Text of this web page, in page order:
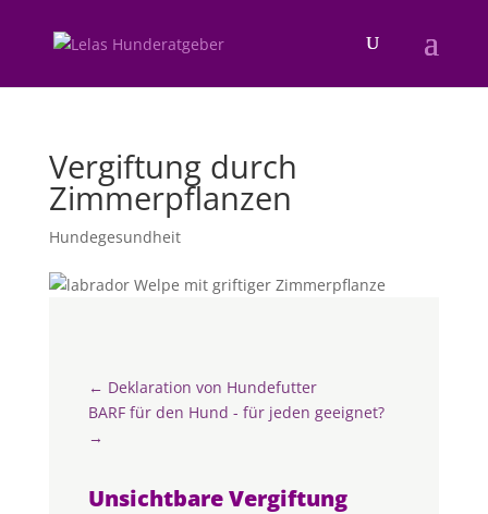
Vergiftung durch
Zimmerpflanzen
Hundegesundheit
← Deklaration von Hundefutter
BARF für den Hund - für jeden geeignet?
→
Unsichtbare Vergiftung